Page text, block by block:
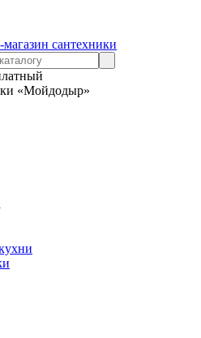
сантехники
«Мойдодыр»